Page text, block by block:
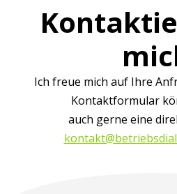
Ich freue mich auf Ihre
Kontaktformular
auch gerne eine